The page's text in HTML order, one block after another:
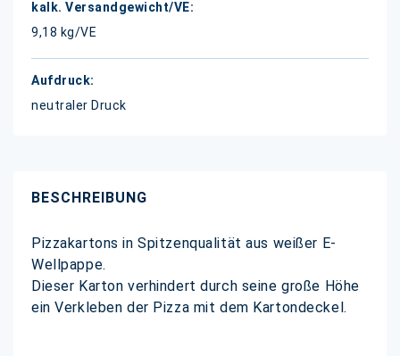
9,18 kg/VE
neutraler Druck
BESCHREIBUNG
Pizzakartons in Spitzenqualität aus weißer E-
Wellpappe.
Dieser Karton verhindert durch seine große Höhe
ein Verkleben der Pizza mit dem Kartondeckel.